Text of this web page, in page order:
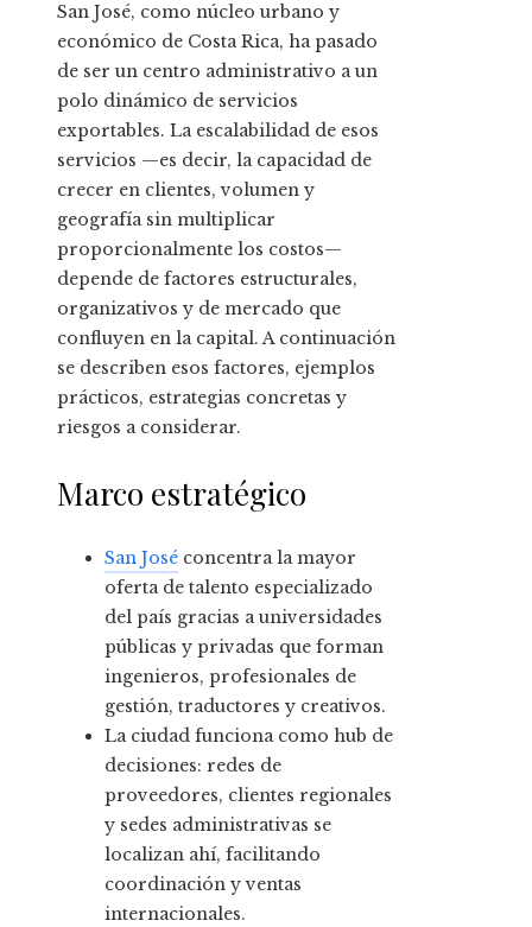
San José, como núcleo urbano y
económico de Costa Rica, ha pasado
de ser un centro administrativo a un
polo dinámico de servicios
exportables. La escalabilidad de esos
servicios —es decir, la capacidad de
crecer en clientes, volumen y
geografía sin multiplicar
proporcionalmente los costos—
depende de factores estructurales,
organizativos y de mercado que
confluyen en la capital. A continuación
se describen esos factores, ejemplos
prácticos, estrategias concretas y
riesgos a considerar.
Marco estratégico
San José concentra la mayor
oferta de talento especializado
del país gracias a universidades
públicas y privadas que forman
ingenieros, profesionales de
gestión, traductores y creativos.
La ciudad funciona como hub de
decisiones: redes de
proveedores, clientes regionales
y sedes administrativas se
localizan ahí, facilitando
coordinación y ventas
internacionales.